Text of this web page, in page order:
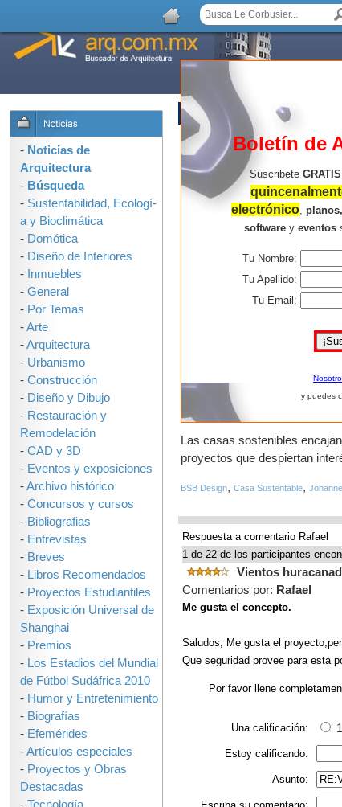
AGREGAR COMENTARIO
Refugio
Las casas sostenibles
proyectos que despiertan
BSB Design, Casa Sustentable,
Respuesta a comentario Rafael
1 de 22 de los participantes
Vientos
Comentarios por: Rafael
Me gusta el concepto.
Saludos; Me gusta el
Que seguridad provee para esta
Por favor llene
Una calificación: 1
Estoy calificando:
Asunto:
Boletín de
Suscribete GRATIS
electrónico,
softwarey eventos
Tu Nombre:
Tu Apellido:
Tu Email:
y puedes
- Noticias de
Arquitectura
- Búsqueda
- Sustentabilidad, Ecologí­
a y Bioclimática
- Domótica
- Diseño de Interiores
- Inmuebles
- General
- Por Temas
-Arte
-Arquitectura
- Urbanismo
- Construcción
- Diseño y Dibujo
- Restauración y
Remodelación
- CAD y 3D
- Eventos y exposiciones
-Archivo histórico
- Concursos y cursos
- Bibliografias
- Entrevistas
- Breves
- Libros Recomendados
- Proyectos Estudiantiles
- Exposición Universal de
Shanghai
- Premios
- Los Estadios del Mundial
de Fútbol Sudáfrica 2010
- Humor y Entretenimiento
- Biografías
- Efemérides
-Artículos especiales
- Proyectos y Obras
Destacadas